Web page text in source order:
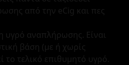
από την eCig και πες
υγρό αναπλήρωσης. Είναι
βάση (με ή χωρίς
το τελικό επιθυμητό υγρό.